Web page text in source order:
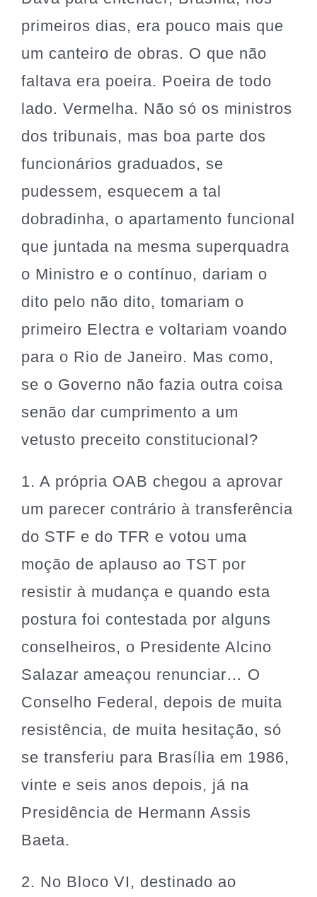
primeiros dias, era pouco mais que
um canteiro de obras. O que não
faltava era poeira. Poeira de todo
lado. Vermelha. Não só os ministros
dos tribunais, mas boa parte dos
funcionários graduados, se
pudessem, esquecem a tal
dobradinha, o apartamento funcional
que juntada na mesma superquadra
o Ministro e o contínuo, dariam o
dito pelo não dito, tomariam o
primeiro Electra e voltariam voando
para o Rio de Janeiro. Mas como,
se o Governo não fazia outra coisa
senão dar cumprimento a um
vetusto preceito constitucional?
1. A própria OAB chegou a aprovar
um parecer contrário à transferência
do STF e do TFR e votou uma
moção de aplauso ao TST por
resistir à mudança e quando esta
postura foi contestada por alguns
conselheiros, o Presidente Alcino
Salazar ameaçou renunciar… O
Conselho Federal, depois de muita
resistência, de muita hesitação, só
se transferiu para Brasília em 1986,
vinte e seis anos depois, já na
Presidência de Hermann Assis
Baeta.
2. No Bloco VI, destinado ao